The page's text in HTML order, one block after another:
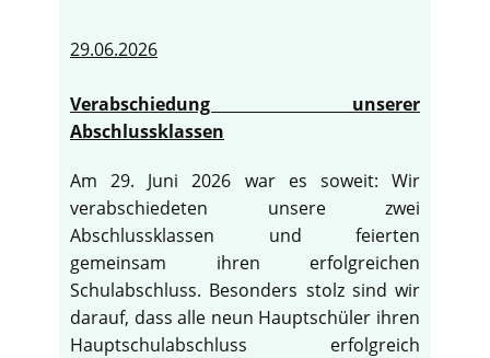
29.06.2026
Verabschiedung unserer
Abschlussklassen
Am 29. Juni 2026 war es soweit: Wir
verabschiedeten unsere zwei
Abschlussklassen und feierten
gemeinsam ihren erfolgreichen
Schulabschluss. Besonders stolz sind wir
darauf, dass alle neun Hauptschüler ihren
Hauptschulabschluss erfolgreich